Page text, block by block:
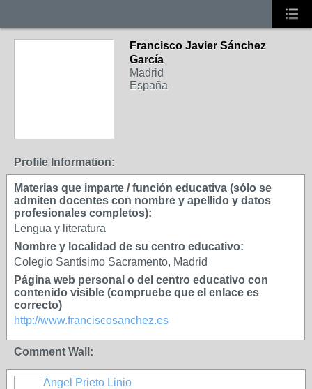
Francisco Javier Sánchez
García
Madrid
España
Profile Information:
Materias que imparte / función educativa (sólo se
admiten docentes con nombre y apellido y datos
profesionales completos):
Lengua y literatura
Nombre y localidad de su centro educativo:
Colegio Santísimo Sacramento, Madrid
Página web personal o del centro educativo con
contenido visible (compruebe que el enlace es
correcto)
http://www.franciscosanchez.es
Comment Wall:
Ángel Prieto Linio